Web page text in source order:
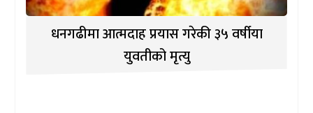
धनगढीमा आत्मदाह प्रयास गरेकी ३५ वर्षीया
युवतीको मृत्यु